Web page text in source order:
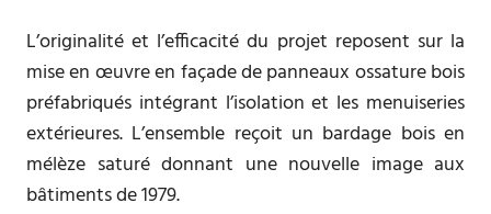
L’originalité et l’efficacité du projet reposent sur la
mise en œuvre en façade de panneaux ossature bois
préfabriqués intégrant l’isolation et les menuiseries
extérieures. L’ensemble reçoit un bardage bois en
mélèze saturé donnant une nouvelle image aux
bâtiments de 1979.